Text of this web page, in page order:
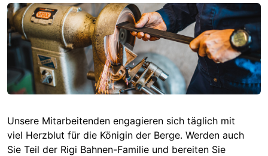
Unsere Mitarbeitenden engagieren sich täglich mit
viel Herzblut für die Königin der Berge. Werden auch
Sie Teil der Rigi Bahnen-Familie und bereiten Sie